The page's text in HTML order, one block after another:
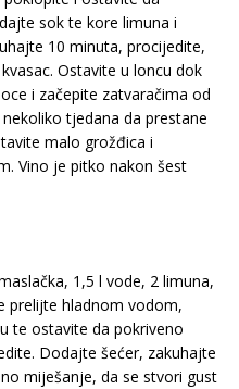
sok te kore limuna i
10 minuta, procijedite,
Ostavite u loncu dok
i začepite zatvaračima od
tjedana da prestane
malo grožđica i
Vino je pitko nakon šest
1,5 l vode, 2 limuna,
prelijte hladnom vodom,
te ostavite da pokriveno
Dodajte šećer, zakuhajte
miješanje, da se stvori gust